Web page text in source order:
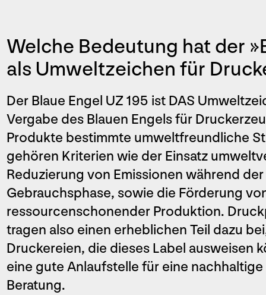
Welche Bedeutung hat der
als Umweltzeichen für
Der Blaue Engel UZ 195 ist DAS
Vergabe des Blauen Engels für
Produkte bestimmte umweltfreundliche
gehören Kriterien wie der Einsatz
Reduzierung von Emissionen während
Gebrauchsphase, sowie die Förderung
ressourcenschonender Produktion.
tragen also einen erheblichen Teil dazu
Druckereien, die dieses Label ausweisen
eine gute Anlaufstelle für eine
Beratung.